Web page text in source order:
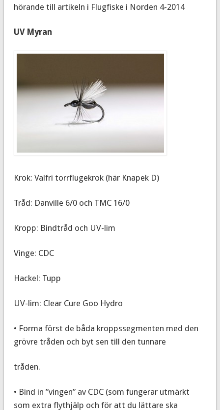
hörande till artikeln i Flugfiske i Norden 4-2014
UV Myran
Krok: Valfri torrflugekrok (här Knapek D)
Tråd: Danville 6/0 och TMC 16/0
Kropp: Bindtråd och UV-lim
Vinge: CDC
Hackel: Tupp
UV-lim: Clear Cure Goo Hydro
• Forma först de båda kroppssegmenten med den
grövre tråden och byt sen till den tunnare
tråden.
• Bind in ”vingen” av CDC (som fungerar utmärkt
som extra flythjälp och för att du lättare ska